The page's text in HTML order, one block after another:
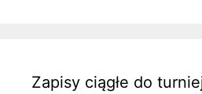
Zapisy ciągłe do